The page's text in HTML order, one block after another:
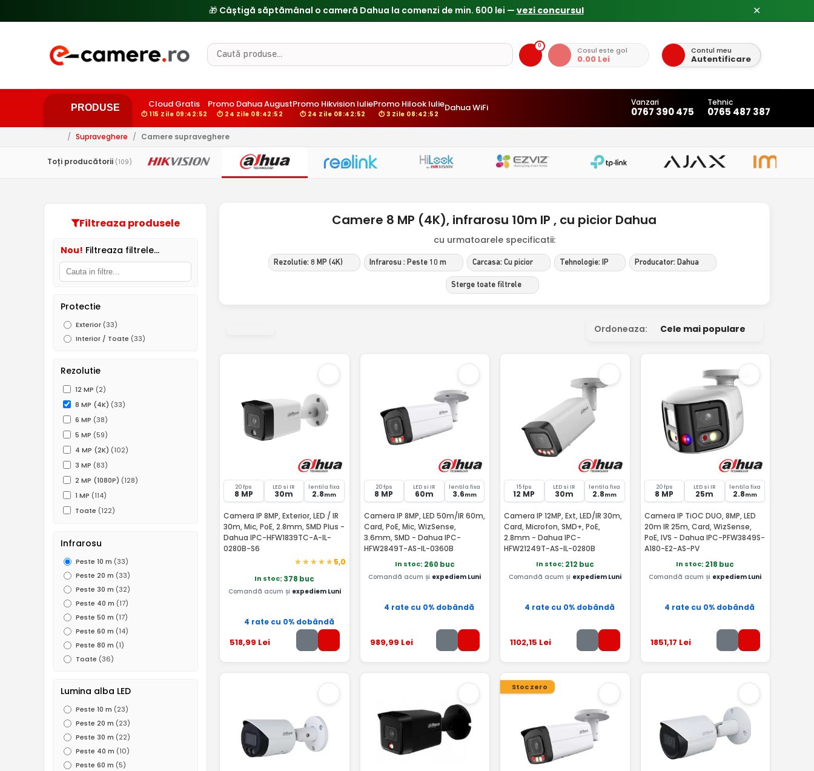
✕
0 Cosul este gol
0.00 Lei
Contul meu
Autentificare
PRODUSE Cloud Gratis
⏱ 115 Zile 09:42:51
Promo Dahua August
⏱ 24 Zile 08:42:51
Promo Hikvision Iulie
⏱ 24 Zile 08:42:51
Promo Hilook Iulie
⏱ 3 Zile 08:42:51
Dahua WiFi Vanzari
0767 390 475
Tehnic
0765 487 387
/ Supraveghere / Camere supraveghere
Toți producătorii (109)
Filtreaza produsele
Nou! Filtreaza filtrele...
Protectie
Exterior (33)
Interior / Toate (33)
Rezolutie
12 MP (2)
8 MP (4K) (33)
6 MP (38)
5 MP (59)
4 MP (2K) (102)
3 MP (83)
2 MP (1080P) (128)
1 MP (114)
Toate (122)
Infrarosu
Peste 10 m (33)
Peste 20 m (33)
Peste 30 m (32)
Peste 40 m (17)
Peste 50 m (17)
Peste 60 m (14)
Peste 80 m (1)
Toate (36)
Lumina alba LED
Peste 10 m (23)
Peste 20 m (23)
Peste 30 m (22)
Peste 40 m (10)
Peste 60 m (5)
Camere 8 MP (4K), infrarosu 10m IP , cu picior Dahua
cu urmatoarele specificatii:
Rezolutie: 8 MP (4K) Infrarosu : Peste 10 m Carcasa: Cu picior Tehnologie: IP Producator: Dahua
Sterge toate filtrele
Ordoneaza: Cele mai populare
20 fps
8 MP
LED si IR
30m
lentila fixa
2.8mm
Camera IP 8MP, Exterior, LED / IR
30m, Mic, PoE, 2.8mm, SMD Plus -
Dahua IPC-HFW1839TC-A-IL-
0280B-S6
5,0
In stoc: 378 buc
Comandă acum și expediem Luni
4 rate cu 0% dobândă
518,99 Lei
20 fps
8 MP
LED si IR
60m
lentila fixa
3.6mm
Camera IP 8MP, LED 50m/IR 60m,
Card, PoE, Mic, WizSense,
3.6mm, SMD - Dahua IPC-
HFW2849T-AS-IL-0360B
In stoc: 260 buc
Comandă acum și expediem Luni
4 rate cu 0% dobândă
989,99 Lei
15 fps
12 MP
LED si IR
30m
lentila fixa
2.8mm
Camera IP 12MP, Ext, LED/IR 30m,
Card, Microfon, SMD+, PoE,
2.8mm - Dahua IPC-
HFW21249T-AS-IL-0280B
In stoc: 212 buc
Comandă acum și expediem Luni
4 rate cu 0% dobândă
1102,15 Lei
20 fps
8 MP
LED si IR
25m
lentila fixa
2.8mm
Camera IP TiOC DUO, 8MP, LED
20m IR 25m, Card, WizSense,
PoE, IVS - Dahua IPC-PFW3849S-
A180-E2-AS-PV
In stoc: 218 buc
Comandă acum și expediem Luni
4 rate cu 0% dobândă
1851,17 Lei
Stoc zero